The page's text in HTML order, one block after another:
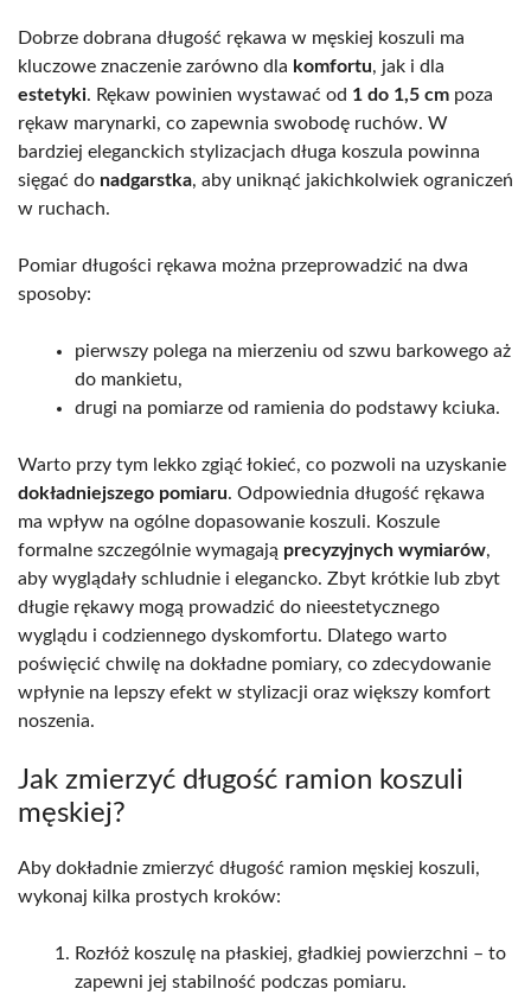
Dobrze dobrana długość rękawa w męskiej koszuli ma
kluczowe znaczenie zarówno dla komfortu, jak i dla
estetyki. Rękaw powinien wystawać od 1 do 1,5 cm poza
rękaw marynarki, co zapewnia swobodę ruchów. W
bardziej eleganckich stylizacjach długa koszula powinna
sięgać do nadgarstka, aby uniknąć jakichkolwiek ograniczeń
w ruchach.
Pomiar długości rękawa można przeprowadzić na dwa
sposoby:
pierwszy polega na mierzeniu od szwu barkowego aż
do mankietu,
drugi na pomiarze od ramienia do podstawy kciuka.
Warto przy tym lekko zgiąć łokieć, co pozwoli na uzyskanie
dokładniejszego pomiaru. Odpowiednia długość rękawa
ma wpływ na ogólne dopasowanie koszuli. Koszule
formalne szczególnie wymagają precyzyjnych wymiarów,
aby wyglądały schludnie i elegancko. Zbyt krótkie lub zbyt
długie rękawy mogą prowadzić do nieestetycznego
wyglądu i codziennego dyskomfortu. Dlatego warto
poświęcić chwilę na dokładne pomiary, co zdecydowanie
wpłynie na lepszy efekt w stylizacji oraz większy komfort
noszenia.
Jak zmierzyć długość ramion koszuli
męskiej?
Aby dokładnie zmierzyć długość ramion męskiej koszuli,
wykonaj kilka prostych kroków:
Rozłóż koszulę na płaskiej, gładkiej powierzchni – to
zapewni jej stabilność podczas pomiaru.